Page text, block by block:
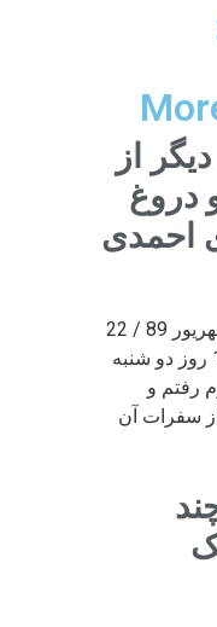
از
دروغ
احمدی
چهارشنبه 31 شهریور 89 / 22
سپتامبر 2010 1 روز دو شنبه
رفتم و
سفرات آن